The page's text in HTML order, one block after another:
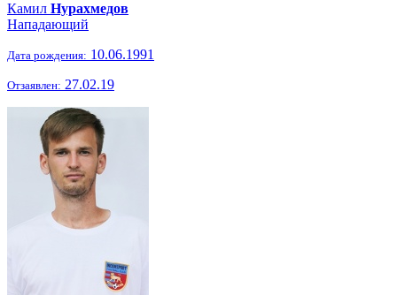
Камил Нурахмедов
Нападающий
Дата рождения: 10.06.1991
Отзаявлен: 27.02.19